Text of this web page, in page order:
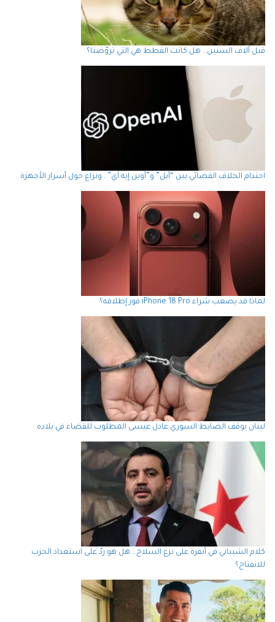
قبل آلاف السنين… هل كانت القطط هي التي تروّضنا؟
احتدام الخلاف القضائي بين “أبل” و”أوبن إيه آي”.. ونزاع حول أسرار الأجهزة
لماذا قد يصعب شراء iPhone 18 Pro فور إطلاقه؟
لبنان يوقف الضابط السوري عادل عيسى المطلوب للقضاء في بلاده
كلام الشيباني في أنقرة على نزع السلاح… هل هو ردّ على استعداد الحزب
للانفتاح؟